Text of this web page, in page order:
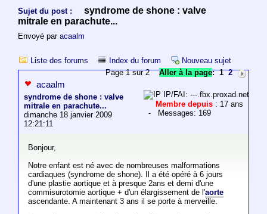
Sujet du post :
syndrome de shone : valve
mitrale en parachute...
Envoyé par acaalm
Liste des forums Index du forum
Nouveau sujet
Page 1 sur 2Aller à la page: 1 2
acaalm
syndrome de shone : valve
mitrale en parachute...
dimanche 18 janvier 2009
12:21:11
IP/FAI: ---.fbx.proxad.net
Membre depuis : 17 ans
- Messages: 169
Bonjour,
Notre enfant est né avec de nombreuses malformations
cardiaques (syndrome de shone). Il a été opéré à 6 jours
d'une plastie aortique et à presque 2ans et demi d'une
commisurotomie aortique + d'un élargissement de l'aorte
ascendante. A maintenant 3 ans il se porte à merveille.